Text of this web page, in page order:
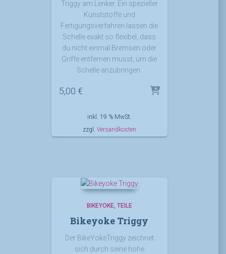
Triggy am Lenker. Ein spezieller
Kunststoffe und
Fertigungsverfahren lassen die
Schelle exakt so flexibel, dass
du nicht einmal Bremsen oder
Griffe entfernen musst, um die
Schelle anzubringen.
5,00 €
inkl. 19 % MwSt.
zzgl. Versandkosten
BIKEYOKE TEILE
Bikeyoke Triggy
Der BikeYokeTriggy zeichnet
sich durch seine hohe